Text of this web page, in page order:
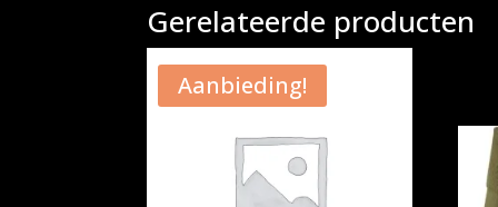
Gerelateerde producten
Aanbieding!